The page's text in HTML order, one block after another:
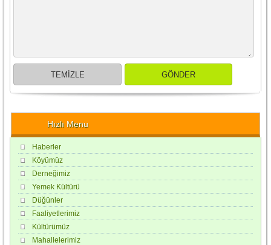
Hızlı Menu
Haberler
Köyümüz
Derneğimiz
Yemek Kültürü
Düğünler
Faaliyetlerimiz
Kültürümüz
Mahallelerimiz